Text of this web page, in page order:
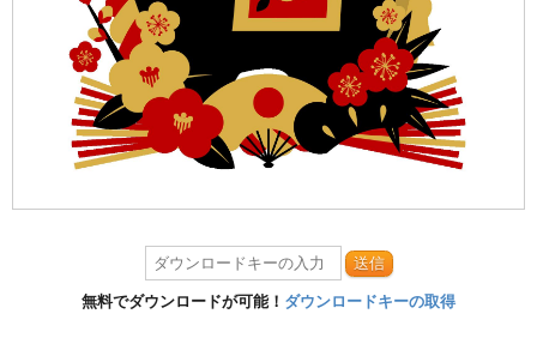
送信
無料でダウンロードが可能！ ダウンロードキーの取得